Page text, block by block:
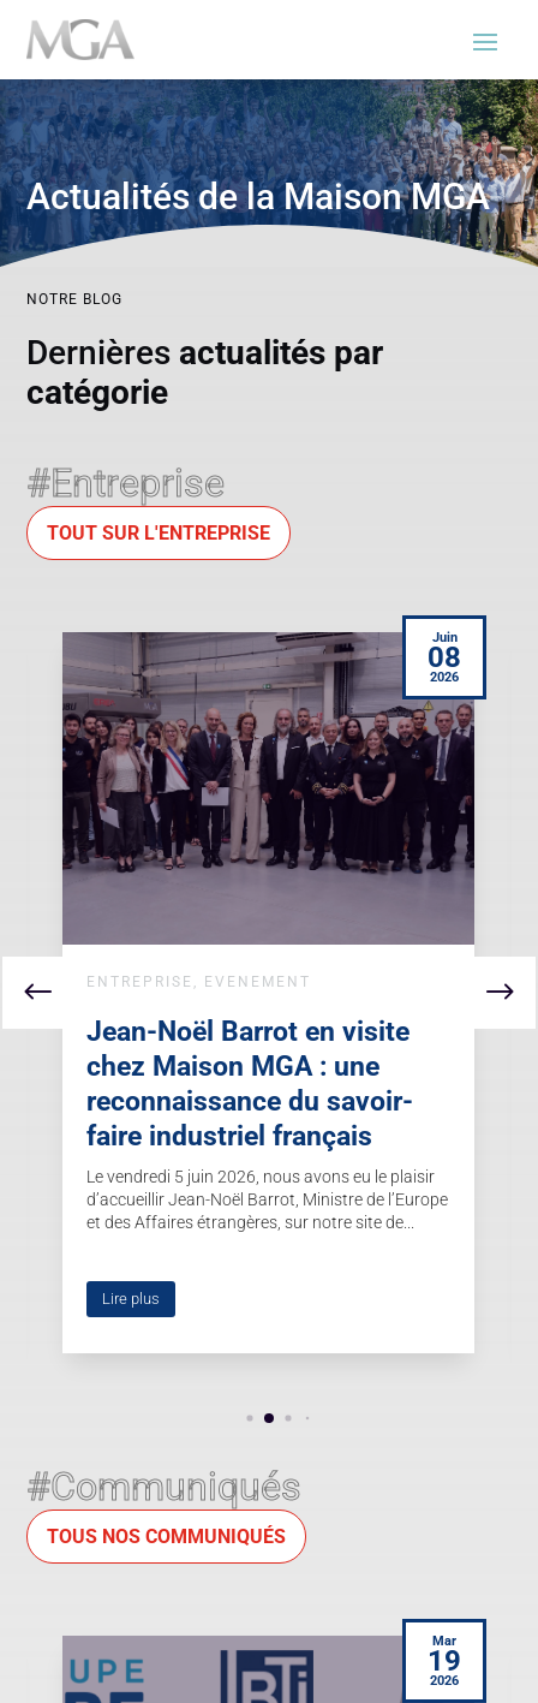
Actualités de la Maison MGA
NOTRE BLOG
Dernières actualités par
catégorie
#Entreprise
TOUT SUR L'ENTREPRISE
Juin
08
2026
ENTREPRISE , EVENEMENT
Jean-Noël Barrot en visite
chez Maison MGA : une
reconnaissance du savoir-
faire industriel français
Le vendredi 5 juin 2026, nous avons eu le plaisir
d’accueillir Jean-Noël Barrot, Ministre de l’Europe
et des Affaires étrangères, sur notre site de...
Lire plus
#Communiqués
TOUS NOS COMMUNIQUÉS
Mar
19
2026